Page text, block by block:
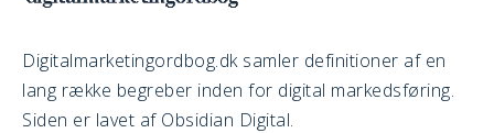
Digitalmarketingordbog.dk samler definitioner af en
lang række begreber inden for digital markedsføring.
Siden er lavet af Obsidian Digital.